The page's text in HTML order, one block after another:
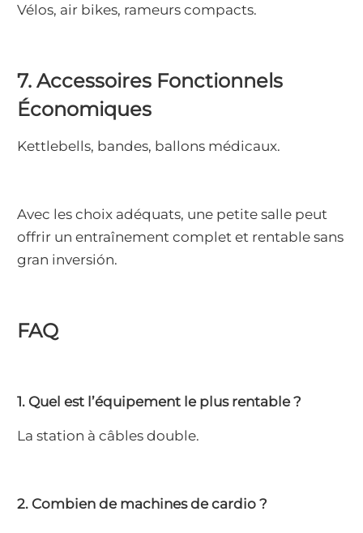
Vélos, air bikes, rameurs compacts.
7. Accessoires Fonctionnels
Économiques
Kettlebells, bandes, ballons médicaux.
Avec les choix adéquats, une petite salle peut
offrir un entraînement complet et rentable sans
gran inversión.
FAQ
1. Quel est l’équipement le plus rentable ?
La station à câbles double.
2. Combien de machines de cardio ?